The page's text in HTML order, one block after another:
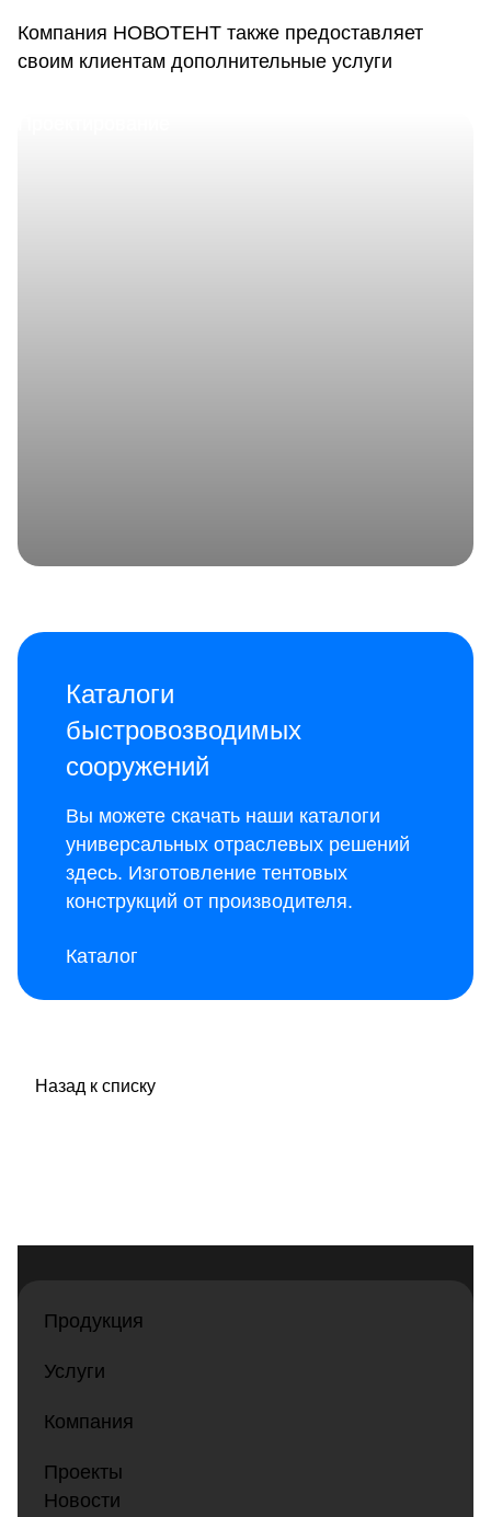
Компания НОВОТЕНТ также предоставляет
своим клиентам дополнительные услуги
Каталоги
быстровозводимых
сооружений
Вы можете скачать наши каталоги
универсальных отраслевых решений
здесь. Изготовление тентовых
конструкций от производителя.
Каталог
Назад к списку
Продукция
Услуги
Компания
Проекты
Новости